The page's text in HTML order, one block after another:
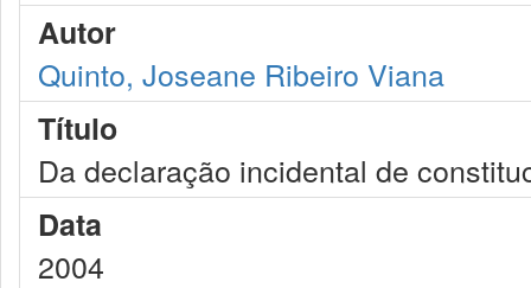
Autor
Quinto, Joseane Ribeiro Viana
Título
Da declaração incidental de
Data
2004